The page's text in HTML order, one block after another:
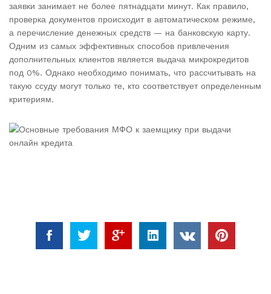
заявки занимает не более пятнадцати минут. Как правило,
проверка документов происходит в автоматическом режиме,
а перечисление денежных средств — на банковскую карту.
Одним из самых эффективных способов привлечения
дополнительных клиентов является выдача микрокредитов
под 0%. Однако необходимо понимать, что рассчитывать на
такую ссуду могут только те, кто соответствует определенным
критериям.